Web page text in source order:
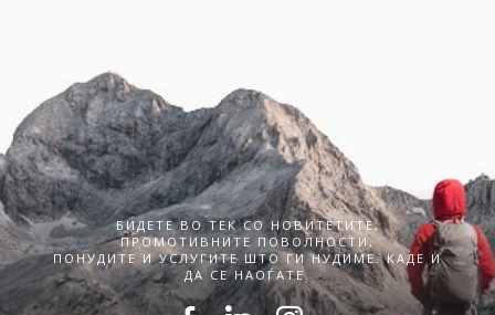
БИДЕТЕ ВО ТЕК СО НОВИТЕТИТЕ,
ПРОМОТИВНИТЕ ПОВОЛНОСТИ,
ПОНУДИТЕ И УСЛУГИТЕ ШТО ГИ НУДИМЕ. КАДЕ И
ДА СЕ НАОЃАТЕ.